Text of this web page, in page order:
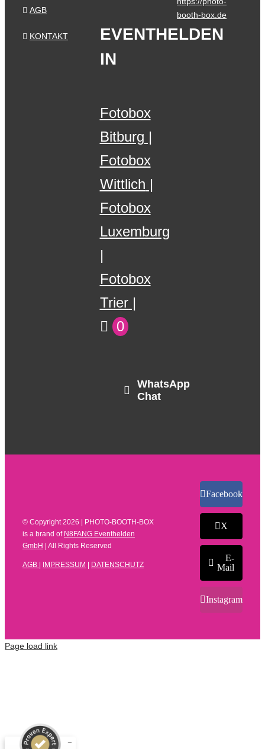
AGB
KONTAKT
booth-box.de
EVENTHELDEN
IN
Fotobox
Bitburg
Fotobox
Wittlich
Fotobox
Luxemburg
Fotobox
Trier
0
WhatsApp
Chat
© Copyright2026 | PHOTO-BOOTH-BOX
is a brand of N8FANG Eventhelden
GmbH
| All Rights Reserved
AGB IMPRESSUM DATENSCHUTZ
Facebook
X
E-
Mail
Instagram
Page load link
4,66
/
5,00